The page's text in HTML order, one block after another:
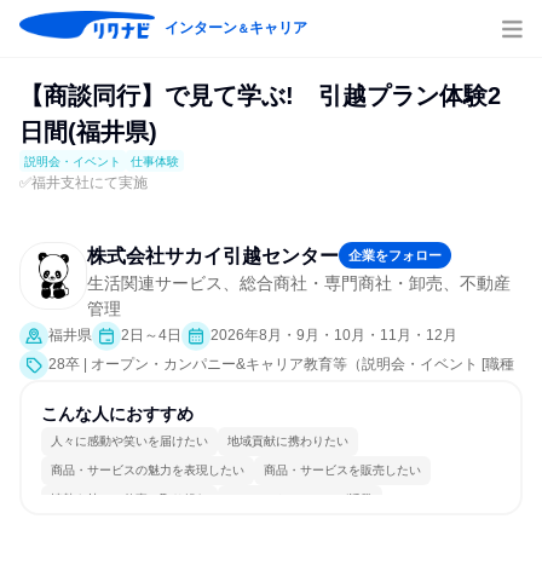
インターン＆キャリア
【商談同行】で見て学ぶ! 引越プラン体験2
日間(福井県)
説明会・イベント 仕事体験
✅福井支社にて実施
株式会社サカイ引越センター 企業をフォロー
生活関連サービス、総合商社・専門商社・卸売、不動産
管理
福井県 2日～4日
2026年8月・9月・10月・11月・12月
28卒 | オープン・カンパニー&キャリア教育等（説明会・イベント [職種
界研究]、仕事体験）
こんな人におすすめ
人々に感動や笑いを届けたい 地域貢献に携わりたい
商品・サービスの魅力を表現したい 商品・サービスを販売したい
情熱を持って仕事に取り組む コミュニケーションが活発